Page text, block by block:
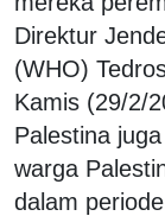
Direktur
(WHO)
Kamis (29/2/
Palestina
warga
dalam